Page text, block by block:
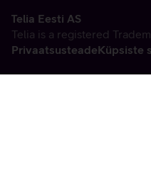
Telia Eesti AS
Telia is a registered
PrivaatsusteadeKüpsiste